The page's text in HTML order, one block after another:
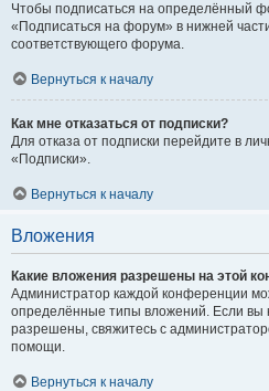
Чтобы подписаться на определённый
«Подписаться на форум» в нижней
соответствующего форума.
Вернуться к началу
Как мне отказаться от подписки?
Для отказа от подписки перейдите в
«Подписки».
Вернуться к началу
Вложения
Какие вложения разрешены на этой
Администратор каждой конференции
определённые типы вложений. Если вы
разрешены, свяжитесь с
помощи.
Вернуться к началу